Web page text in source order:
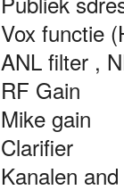
Vox functie
ANL filter ,
RF Gain
Mike gain
Clarifier
Kanalen